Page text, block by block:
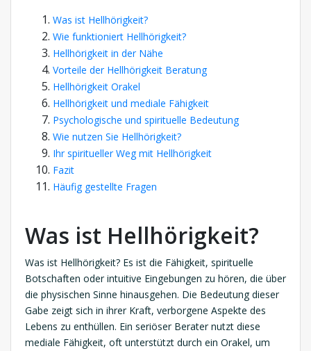
Was ist Hellhörigkeit?
Wie funktioniert Hellhörigkeit?
Hellhörigkeit in der Nähe
Vorteile der Hellhörigkeit Beratung
Hellhörigkeit Orakel
Hellhörigkeit und mediale Fähigkeit
Psychologische und spirituelle Bedeutung
Wie nutzen Sie Hellhörigkeit?
Ihr spiritueller Weg mit Hellhörigkeit
Fazit
Häufig gestellte Fragen
Was ist Hellhörigkeit?
Was ist Hellhörigkeit? Es ist die Fähigkeit, spirituelle
Botschaften oder intuitive Eingebungen zu hören, die über
die physischen Sinne hinausgehen. Die Bedeutung dieser
Gabe zeigt sich in ihrer Kraft, verborgene Aspekte des
Lebens zu enthüllen. Ein seriöser Berater nutzt diese
mediale Fähigkeit, oft unterstützt durch ein Orakel, um